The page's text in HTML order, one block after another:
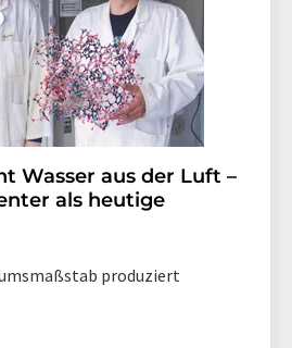
Wasser aus der Luft –
als heutige
produziert